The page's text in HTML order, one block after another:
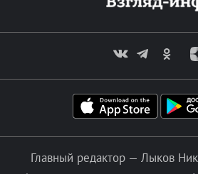
Главный редактор — Лыков